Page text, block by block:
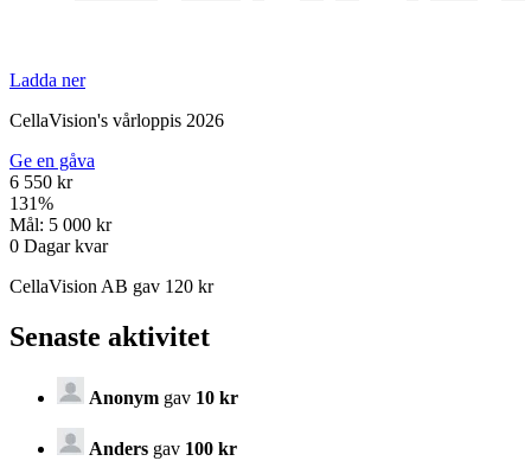
Ladda ner
CellaVision's vårloppis 2026
Ge en gåva
6 550 kr
131%
Mål: 5 000 kr
0 Dagar kvar
CellaVision AB gav 120 kr
Senaste aktivitet
Anonym gav 10 kr
Anders gav 100 kr